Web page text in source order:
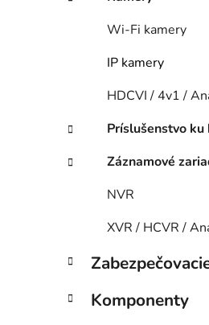
ó
Wi-Fi kamery
IP kamery
HDCVI / 4v1 /
Príslušenstvo ku
Záznamové
NVR
XVR / HCVR /
Komponenty